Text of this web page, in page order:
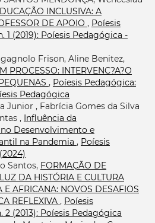
INCLUSIVA: A
DE APOIO , Poíesis
1 (2019): Poíesis Pedagógica -
Frison, Aline Benitez,
PROCESSO: INTERVENC?A?O
, Poíesis Pedagógica:
Pedagógica
Junior , Fabrícia Gomes da Silva
, Influência da
Desenvolvimento e
na Pandemia , Poíesis
Santos, FORMAÇÃO DE
DA HISTÓRIA E CULTURA
E AFRICANA: NOVOS DESAFIOS
REFLEXIVA , Poíesis
2 (2013): Poíesis Pedagógica